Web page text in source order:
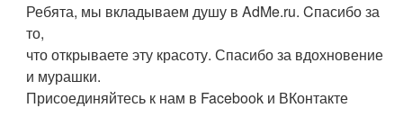
Ребята, мы вкладываем душу в AdMe.ru. Cпасибо за
то,
что открываете эту красоту. Спасибо за вдохновение
и мурашки.
Присоединяйтесь к нам в Facebook и ВКонтакте